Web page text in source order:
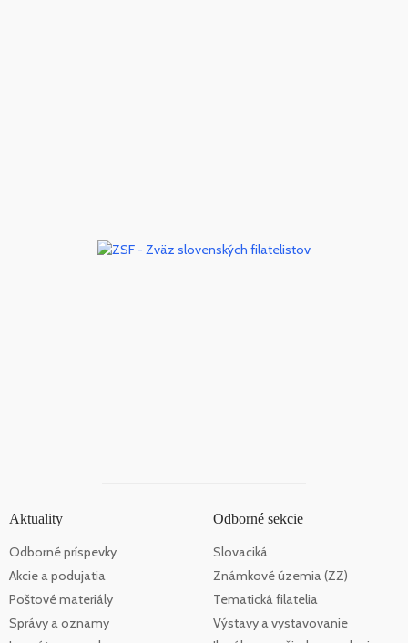
Aktuality
Odborné príspevky
Akcie a podujatia
Poštové materiály
Správy a oznamy
Odborné sekcie
Slovaciká
Známkové územia (ZZ)
Tematická filatelia
Výstavy a vystavovanie